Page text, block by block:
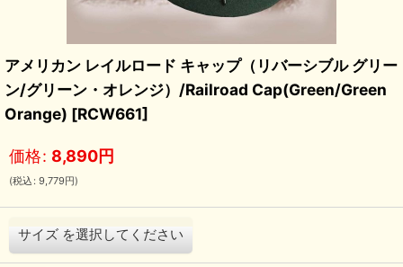
アメリカン レイルロード キャップ（リバーシブル グリー
ン/グリーン・オレンジ）/Railroad Cap(Green/Green
Orange) [RCW661]
価格: 8,890円
(税込 : 9,779円)
サイズ を選択してください